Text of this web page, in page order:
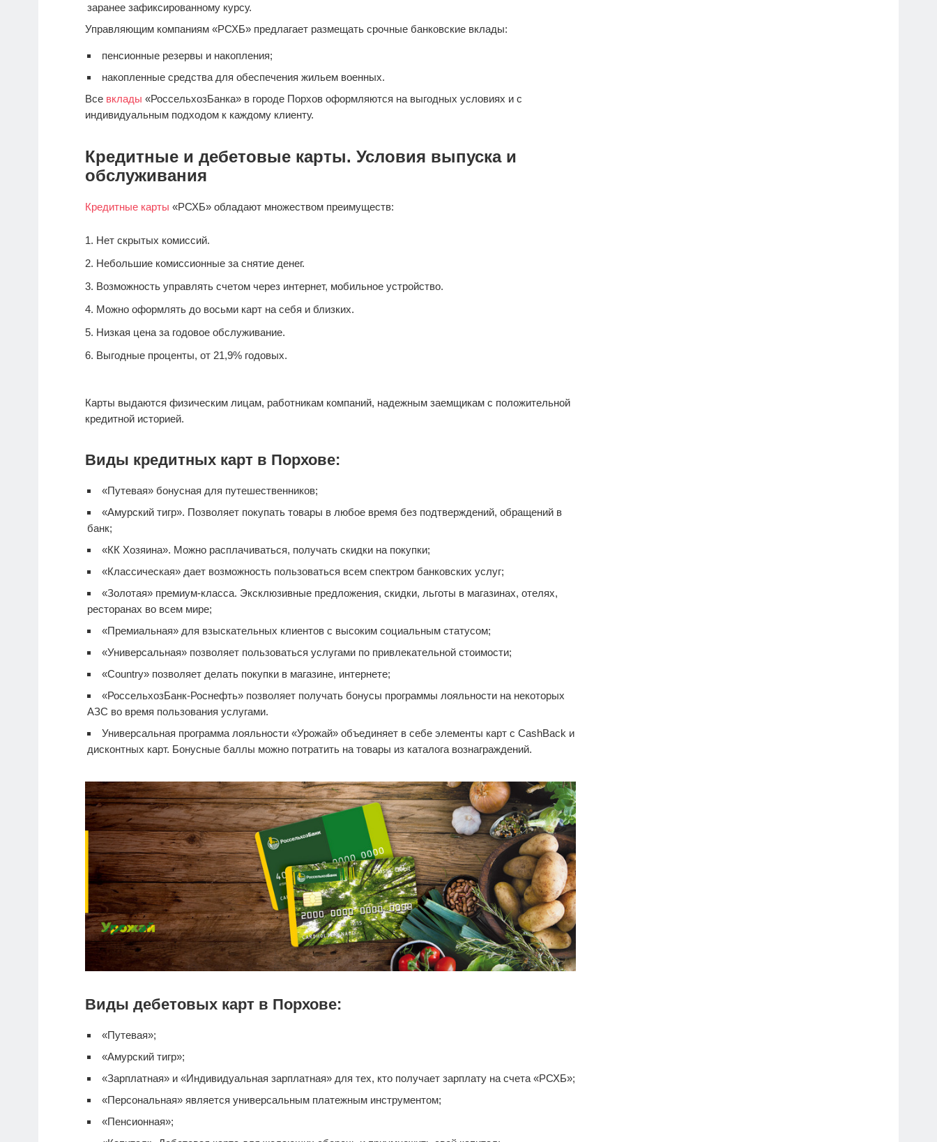
заранее зафиксированному курсу.
Управляющим компаниям «РСХБ» предлагает размещать срочные банковские вклады:
пенсионные резервы и накопления;
накопленные средства для обеспечения жильем военных.
Все вклады «РоссельхозБанка» в городе Порхов оформляются на выгодных условиях и с
индивидуальным подходом к каждому клиенту.
Кредитные и дебетовые карты. Условия выпуска и
обслуживания
Кредитные карты «РСХБ» обладают множеством преимуществ:
Нет скрытых комиссий.
Небольшие комиссионные за снятие денег.
Возможность управлять счетом через интернет, мобильное устройство.
Можно оформлять до восьми карт на себя и близких.
Низкая цена за годовое обслуживание.
Выгодные проценты, от 21,9% годовых.
Карты выдаются физическим лицам, работникам компаний, надежным заемщикам с положительной
кредитной историей.
Виды кредитных карт в Порхове:
«Путевая» бонусная для путешественников;
«Амурский тигр». Позволяет покупать товары в любое время без подтверждений, обращений в
банк;
«КК Хозяина». Можно расплачиваться, получать скидки на покупки;
«Классическая» дает возможность пользоваться всем спектром банковских услуг;
«Золотая» премиум-класса. Эксклюзивные предложения, скидки, льготы в магазинах, отелях,
ресторанах во всем мире;
«Премиальная» для взыскательных клиентов с высоким социальным статусом;
«Универсальная» позволяет пользоваться услугами по привлекательной стоимости;
«Country» позволяет делать покупки в магазине, интернете;
«РоссельхозБанк-Роснефть» позволяет получать бонусы программы лояльности на некоторых
АЗС во время пользования услугами.
Универсальная программа лояльности «Урожай» объединяет в себе элементы карт с CashBack и
дисконтных карт. Бонусные баллы можно потратить на товары из каталога вознаграждений.
Виды дебетовых карт в Порхове:
«Путевая»;
«Амурский тигр»;
«Зарплатная» и «Индивидуальная зарплатная» для тех, кто получает зарплату на счета «РСХБ»;
«Персональная» является универсальным платежным инструментом;
«Пенсионная»;